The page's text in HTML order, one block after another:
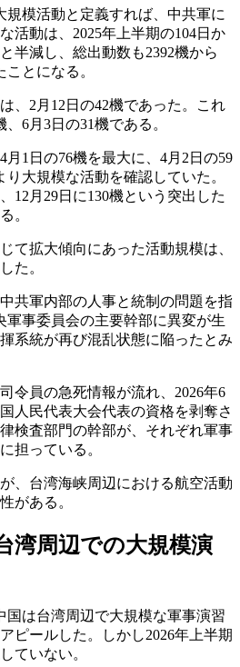
規模活動と定義すれば、中共軍に
活動は、2025年上半期の104日か
半減し、総出動数も2392機から
とになる。
、2月12日の42機であった。これ
6月3日の31機である。
月1日の76機を最大に、4月2日の59
大規模な活動を確認していた。
12月29日に130機という突出した
。
て拡大傾向にあった活動規模は、
た。
共軍内部の人事と統制の問題を指
軍事委員会の主要幹部に異変が生
系統が再び混乱状態に陥ったとみ
令員の急死情報が流れ、2026年6
人民代表大会代表の資格を剥奪さ
検査部門の幹部が、それぞれ軍事
担っている。
、台湾海峡周辺における航空活動
がある。
湾周辺での大規模演
国は台湾周辺で大規模な軍事演習
ピールした。しかし2026年上半期
ていない。